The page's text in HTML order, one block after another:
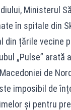
Ministerul
în spitale din
din țările vecine
„Pulse”
de
imposibil de
și pentru